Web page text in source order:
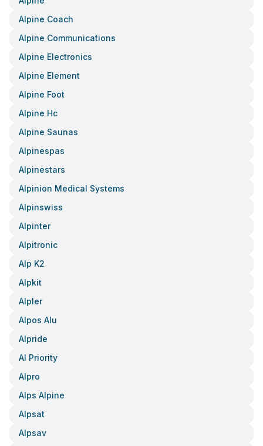
Alpine Coach
Alpine Communications
Alpine Electronics
Alpine Element
Alpine Foot
Alpine Hc
Alpine Saunas
Alpinespas
Alpinestars
Alpinion Medical Systems
Alpinswiss
Alpinter
Alpitronic
Alp K2
Alpkit
Alpler
Alpos Alu
Alpride
Al Priority
Alpro
Alps Alpine
Alpsat
Alpsav